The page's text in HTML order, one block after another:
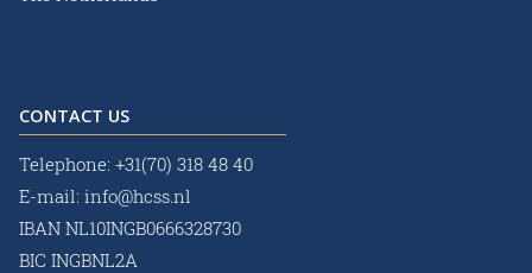
CONTACT US
Telephone: +31(70) 318 48 40
E-mail: info@hcss.nl
IBAN NL10INGB0666328730
BIC INGBNL2A